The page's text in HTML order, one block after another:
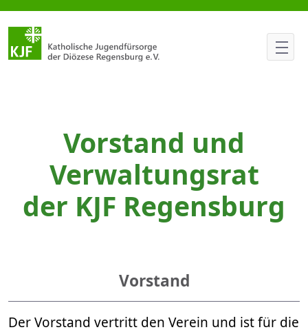
Vorstand | Verwaltungsrat
Vorstand und
Verwaltungsrat
der KJF Regensburg
Vorstand
Der Vorstand vertritt den Verein und ist für die